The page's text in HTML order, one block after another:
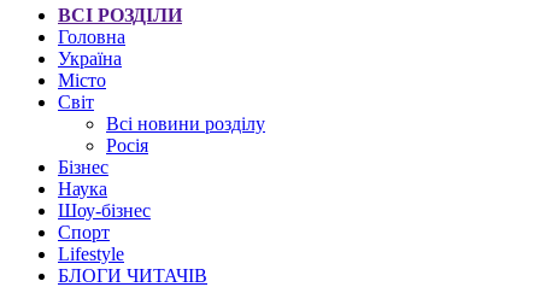
ВСІ РОЗДІЛИ
Головна
Україна
Місто
Світ
Всі новини розділу
Росія
Бізнес
Наука
Шоу-бізнес
Спорт
Lifestyle
БЛОГИ ЧИТАЧІВ